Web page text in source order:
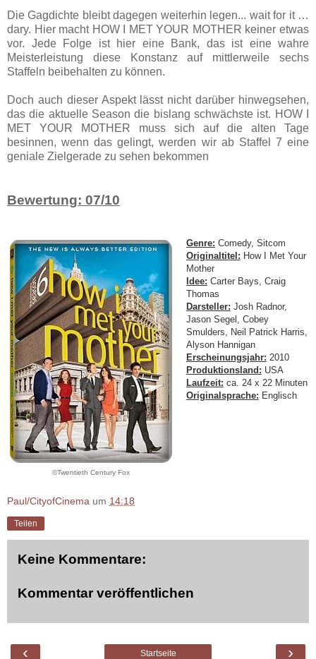
Die Gagdichte bleibt dagegen weiterhin legen... wait for it …
dary. Hier macht HOW I MET YOUR MOTHER keiner etwas
vor. Jede Folge ist hier eine Bank, das ist eine wahre
Meisterleistung diese Konstanz auf mittlerweile sechs
Staffeln beibehalten zu können.
Doch auch dieser Aspekt lässt nicht darüber hinwegsehen,
das die aktuelle Season die bislang schwächste ist. HOW I
MET YOUR MOTHER muss sich auf die alten Tage
besinnen, wenn das gelingt, werden wir ab Staffel 7 eine
geniale Zielgerade zu sehen bekommen
Bewertung: 07/10
©Twentieth Century Fox
Genre: Comedy, Sitcom
Originaltitel: How I Met Your
Mother
Idee: Carter Bays, Craig
Thomas
Darsteller: Josh Radnor,
Jason Segel, Cobey
Smulders, Neil Patrick Harris,
Alyson Hannigan
Erscheinungsjahr: 2010
Produktionsland: USA
Laufzeit: ca. 24 x 22 Minuten
Originalsprache: Englisch
Paul/CityofCinema um 14:18
Teilen
Keine Kommentare:
Kommentar veröffentlichen
‹ ›
Startseite